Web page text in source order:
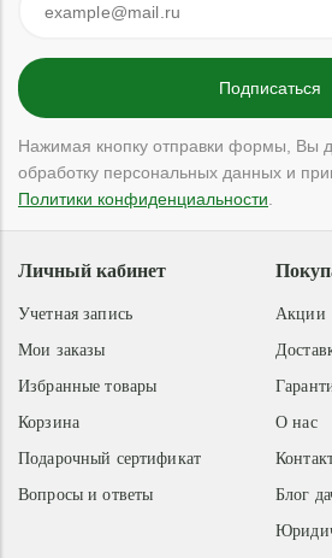
Нажимая кнопку отправки формы, Вы
обработку персональных данных и
Политики конфиденциальности
Акции
О нас
Блог
Личный кабинет
Учетная запись
Мои заказы
Избранные товары
Корзина
Подарочный сертификат
Вопросы и ответы